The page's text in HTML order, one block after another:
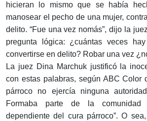
hicieran lo mismo que se había
manosear el pecho de una mujer,
delito. “Fue una vez nomás”, dijo la
pregunta lógica: ¿cuántas veces
convertirse en delito? Robar una vez
La juez Dina Marchuk justificó la
con estas palabras, según ABC Color
párroco no ejercía ninguna
Formaba parte de la
dependiente del cura párroco”. O